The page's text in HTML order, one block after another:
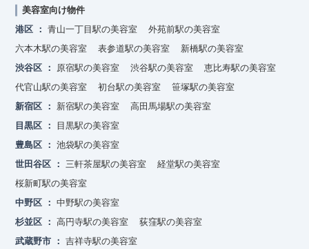
美容室向け物件
港区
青山一丁目駅の美容室
外苑前駅の美容室
六本木駅の美容室
表参道駅の美容室
新橋駅の美容室
渋谷区
原宿駅の美容室 渋谷駅の美容室
恵比寿駅の美容室
代官山駅の美容室
初台駅の美容室
笹塚駅の美容室
新宿区
新宿駅の美容室
高田馬場駅の美容室
目黒区
目黒駅の美容室
豊島区
池袋駅の美容室
世田谷区
三軒茶屋駅の美容室
経堂駅の美容室
桜新町駅の美容室
中野区
中野駅の美容室
杉並区
高円寺駅の美容室
荻窪駅の美容室
武蔵野市
吉祥寺駅の美容室